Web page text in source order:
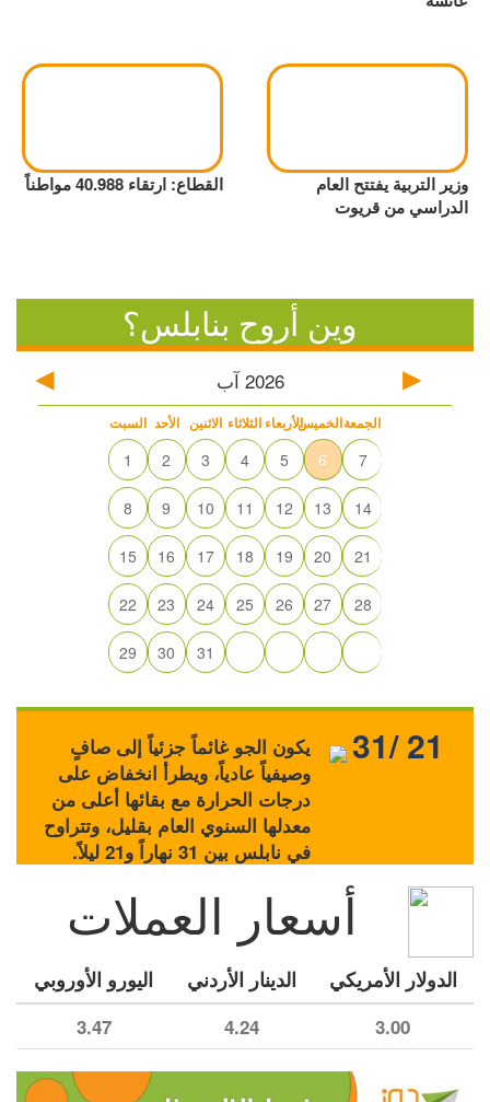
وزير التربية يفتتح العام
الدراسي من قريوت
القطاع: ارتقاء 40.988 مواطناً
وين أروح بنابلس؟
2026 آب
السبت الأحد الاثنين الثلاثاء الأربعاءالخميسالجمعة
1 2 3 4 5 6 7
8 9 10 11 12 13 14
15 16 17 18 19 20 21
22 23 24 25 26 27 28
29 30 31
يكون الجو غائماً جزئياً إلى صافٍ
وصيفياً عادياً، ويطرأ انخفاض على
درجات الحرارة مع بقائها أعلى من
معدلها السنوي العام بقليل، وتتراوح
في نابلس بين 31 نهاراً و21 ليلاً.
31/ 21
أسعار العملات
الدولار الأمريكي الدينار الأردني اليورو الأوروبي
3.00
4.24
3.47